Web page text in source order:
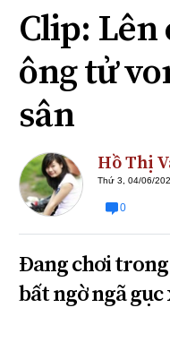
Chính sách
Đối thoại
ĐA CHIỀU
Clip:
ông tử
sân
Hồ Thị
Thứ 3, 04/06/
0
Đang chơi
bất ngờ ngã